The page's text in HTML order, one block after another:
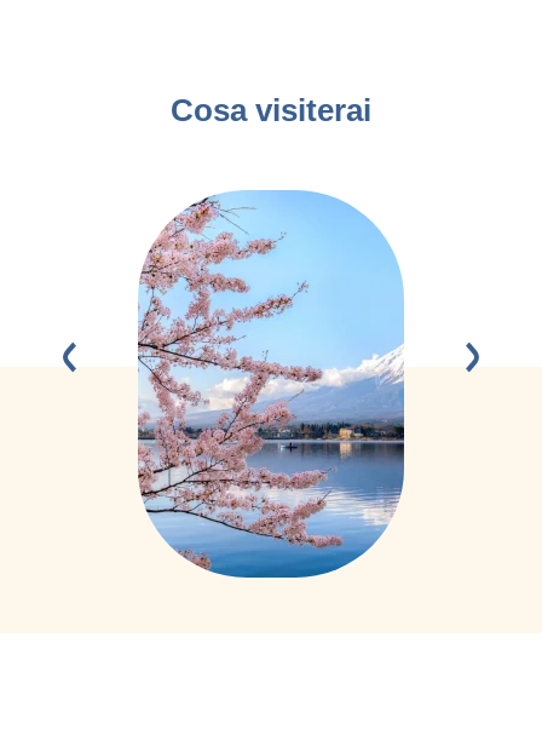
Cosa visiterai